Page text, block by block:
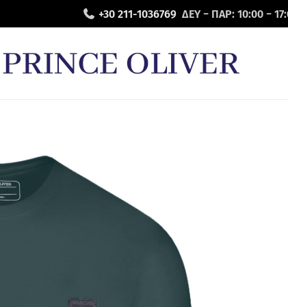
+30 211-1036769 ΔΕΥ − ΠΑΡ: 10:00 −